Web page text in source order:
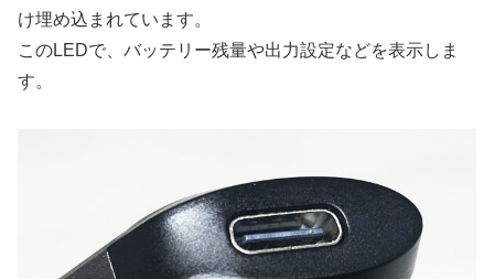
け埋め込まれています。
このLEDで、バッテリー残量や出力設定などを表示しま
す。